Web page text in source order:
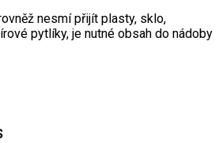
nesmí přijít plasty, sklo,
pytlíky, je nutné obsah do nádoby